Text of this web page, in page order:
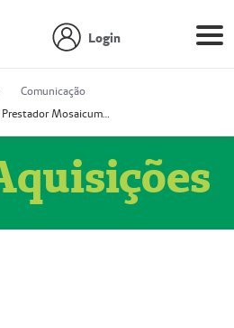
Login
Comunicação
Prestador Mosaicum Espaço Clínico Eireli (51004355-5)